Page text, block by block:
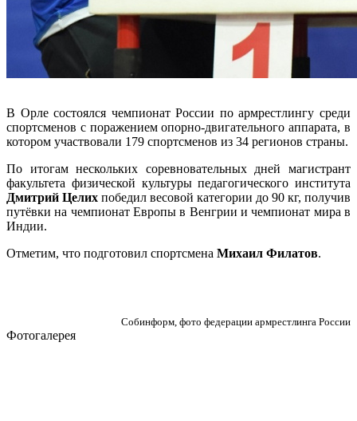
В Орле состоялся чемпионат России по армрестлингу среди
спортсменов с поражением опорно-двигательного аппарата, в
котором участвовали 179 спортсменов из 34 регионов страны.
По итогам нескольких соревновательных дней магистрант
факультета физической культуры педагогического института
Дмитрий Целих победил весовой категории до 90 кг, получив
путёвки на чемпионат Европы в Венгрии и чемпионат мира в
Индии.
Отметим, что подготовил спортсмена Михаил Филатов.
Собинформ, фото федерации армрестлинга России
Фотогалерея